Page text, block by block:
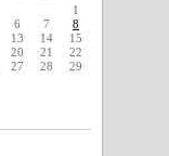
1
6 7
8
13 14
15
20 21
22
27 28
29